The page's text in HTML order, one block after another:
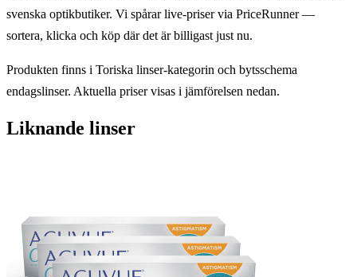
svenska optikbutiker. Vi spårar live-priser via PriceRunner —
sortera, klicka och köp där det är billigast just nu.
Produkten finns i Toriska linser-kategorin och bytsschema
endagslinser. Aktuella priser visas i jämförelsen nedan.
Liknande linser